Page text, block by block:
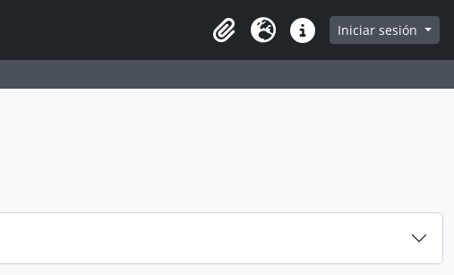
Portapapeles
Idioma Enlaces rápidos
Iniciar sesión